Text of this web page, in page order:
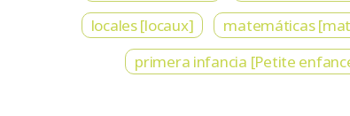
locales [locaux]
matemáticas
primera infancia [Petite